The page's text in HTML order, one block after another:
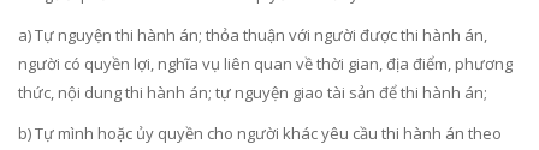
a) Tự nguyện thi hành án; thỏa thuận với người được thi hành án,
người có quyền lợi, nghĩa vụ liên quan về thời gian, địa điểm, phương
thức, nội dung thi hành án; tự nguyện giao tài sản để thi hành án;
b) Tự mình hoặc ủy quyền cho người khác yêu cầu thi hành án theo